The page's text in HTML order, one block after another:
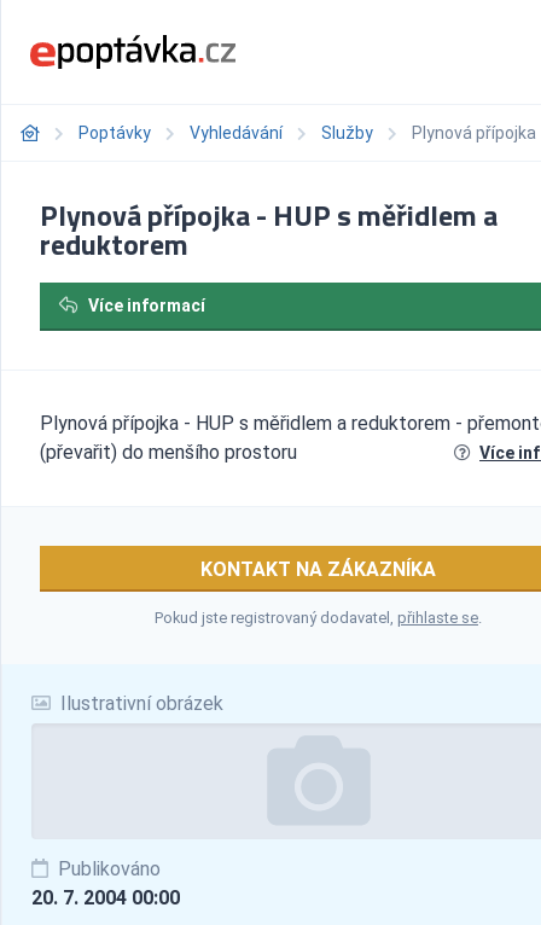
Poptávky Vyhledávání Služby Plynová
Ilustrativní obrázek
Publikováno
20. 7. 2004 00:00
Plynová přípojka - HUP s měřidlem a
reduktorem
Více informací
Plynová přípojka - HUP s měřidlem a reduktorem -
(převařit) do menšího prostoru
Více
KONTAKT NA ZÁKAZNÍKA
Pokud jste registrovaný dodavatel, přihlaste se.